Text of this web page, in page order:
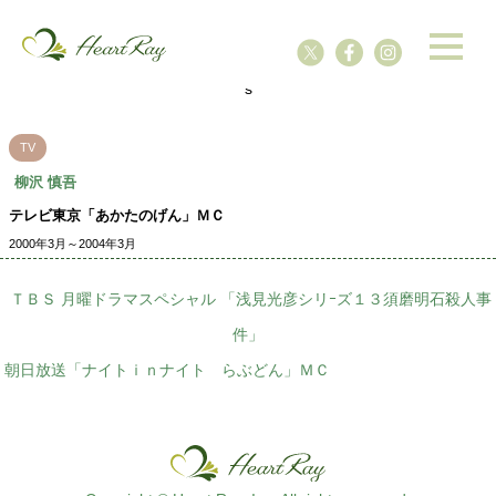
s
TV
柳沢 慎吾
テレビ東京「あかたのげん」ＭＣ
2000年3月～2004年3月
ＴＢＳ 月曜ドラマスペシャル 「浅見光彦シリｰズ１３須磨明石殺人事
件」
朝日放送「ナイトｉｎナイト らぶどん」ＭＣ